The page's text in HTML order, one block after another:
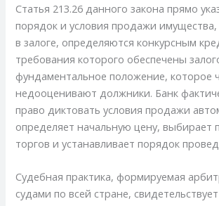
Статья 213.26 данного закона прямо
порядок и условия продажи
в залоге, определяются конкурсным
требования которого обеспечены
фундаментальное положение, которое
недооценивают должники. Банк
право диктовать условия продажи
определяет начальную цену, выбирает
торгов и устанавливает порядок
Судебная практика, формируемая
судами по всей стране,